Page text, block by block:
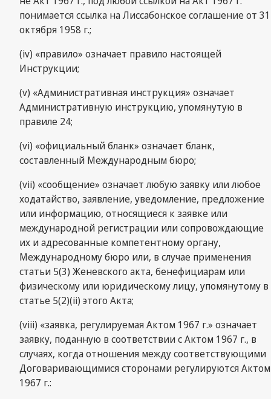
понимается ссылка на Лиссабонское соглашение от 31
октября 1958 г.;
(iv) «правило» означает правило настоящей
Инструкции;
(v) «Административная инструкция» означает
Административную инструкцию, упомянутую в
правиле 24;
(vi) «официальный бланк» означает бланк,
составленный Международным бюро;
(vii) «сообщение» означает любую заявку или любое
ходатайство, заявление, уведомление, предложение
или информацию, относящиеся к заявке или
международной регистрации или сопровождающие
их и адресованные компетентному органу,
Международному бюро или, в случае применения
статьи 5(3) Женевского акта, бенефициарам или
физическому или юридическому лицу, упомянутому в
статье 5(2)(ii) этого Акта;
(viii) «заявка, регулируемая Актом 1967 г.» означает
заявку, поданную в соответствии с Актом 1967 г., в
случаях, когда отношения между соответствующими
Договаривающимися сторонами регулируются Актом
1967 г.: